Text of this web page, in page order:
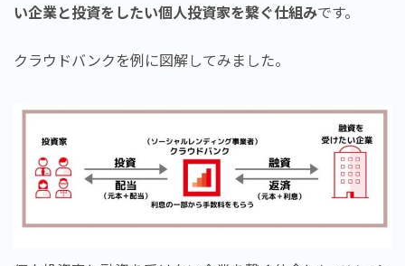
い企業と投資をしたい個人投資家を繋ぐ仕組みです。
クラウドバンクを例に図解してみました。